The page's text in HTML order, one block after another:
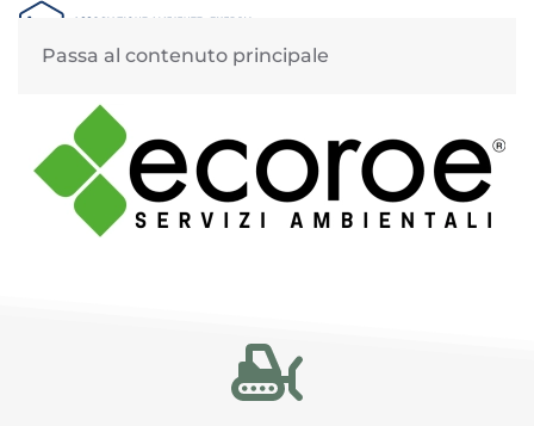
Passa al contenuto principale